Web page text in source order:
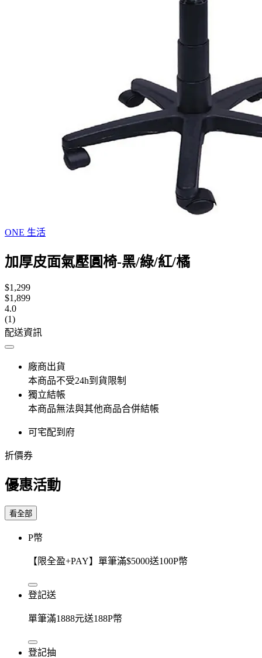
ONE 生活
加厚皮面氣壓圓椅-黑/綠/紅/橘
$1,299
$1,899
4.0
(1)
配送資訊
廠商出貨
本商品不受24h到貨限制
獨立結帳
本商品無法與其他商品合併結帳
可宅配到府
折價券
優惠活動
看全部
P幣
【限全盈+PAY】單筆滿$5000送100P幣
登記送
單筆滿1888元送188P幣
登記抽